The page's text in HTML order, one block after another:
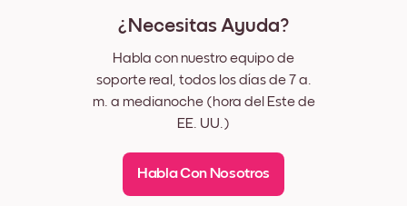
¿Necesitas Ayuda?
Habla con nuestro equipo de
soporte real, todos los días de 7 a.
m. a medianoche (hora del Este de
EE. UU.)
Habla Con Nosotros